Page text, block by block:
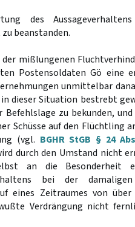
des
beanstanden.
mißlungenen
Postensoldaten Gö eine
unmittelbar
dieser Situation bestrebt
zu bekunden,
Schüsse auf den Flüchtling
(vgl. BGHR StGB § 24
durch den Umstand nicht
an die Besonderheit
bei der
eines Zeitraumes von
Verdrängung nicht